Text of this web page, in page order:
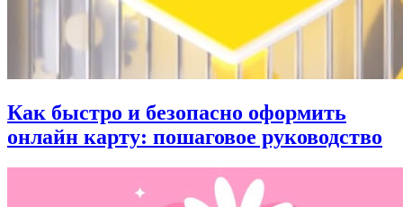
Как быстро и безопасно оформить
онлайн карту: пошаговое руководство